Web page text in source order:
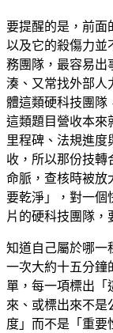
要提醒的是，前面
以及它的殺傷力並
務團隊，最容易
湊、又常找外部人
體這類硬科技團隊
這類題目營收本來
里程碑、法規進度
收，所以那份技轉
命脈，查核時被放
要乾淨」，對一個
片的硬科技團隊，
知道自己屬於哪一
一次大約十五分鐘
單，每一項標出「
來、或標出來不是
度」而不是「重